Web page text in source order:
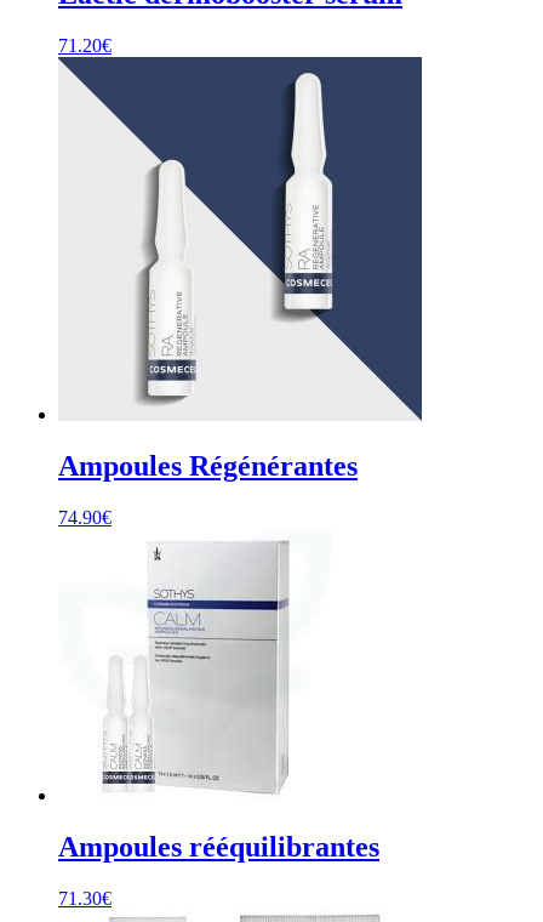
71.20€
Ampoules Régénérantes
74.90€
Ampoules rééquilibrantes
71.30€